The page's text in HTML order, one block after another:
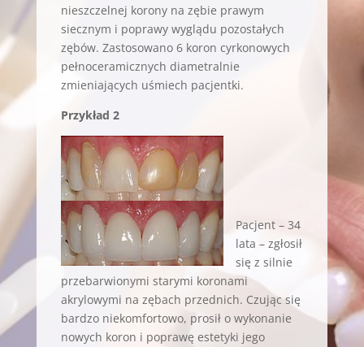
nieszczelnej korony na zębie prawym
siecznym i poprawy wyglądu pozostałych
zębów. Zastosowano 6 koron cyrkonowych
pełnoceramicznych diametralnie
zmieniających uśmiech pacjentki.
Przykład 2
Pacjent – 34
lata – zgłosił
się z silnie
przebarwionymi starymi koronami
akrylowymi na zębach przednich. Czując się
bardzo niekomfortowo, prosił o wykonanie
nowych koron i poprawę estetyki jego